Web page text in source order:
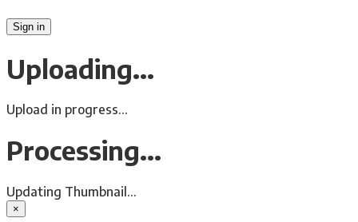
Sign in
Uploading...
Upload in progress...
Processing...
Updating Thumbnail...
×